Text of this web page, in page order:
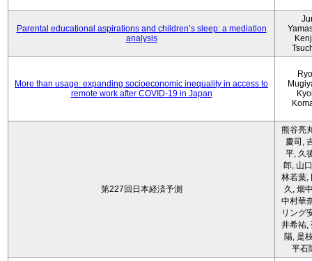
Parental educational aspirations and children’s sleep: a mediation
analysis
More than usage: expanding socioeconomic inequality in access to
remote work after COVID-19 in Japan
第227回日本経済予測
熊谷亮
慶司,
平, 久
郎, 山
林若葉,
久, 畑
中村華
リング
井希祐,
陽, 是
平石